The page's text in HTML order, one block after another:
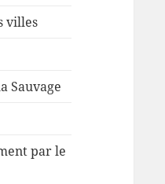
villes
Sauvage
par le